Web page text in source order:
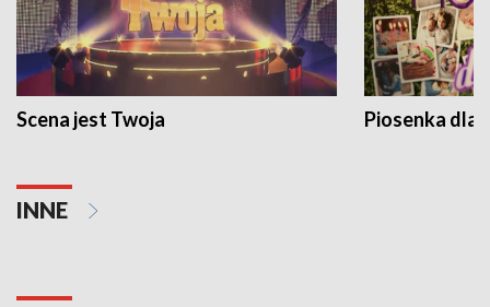
Scena jest Twoja Piosenka dla
INNE